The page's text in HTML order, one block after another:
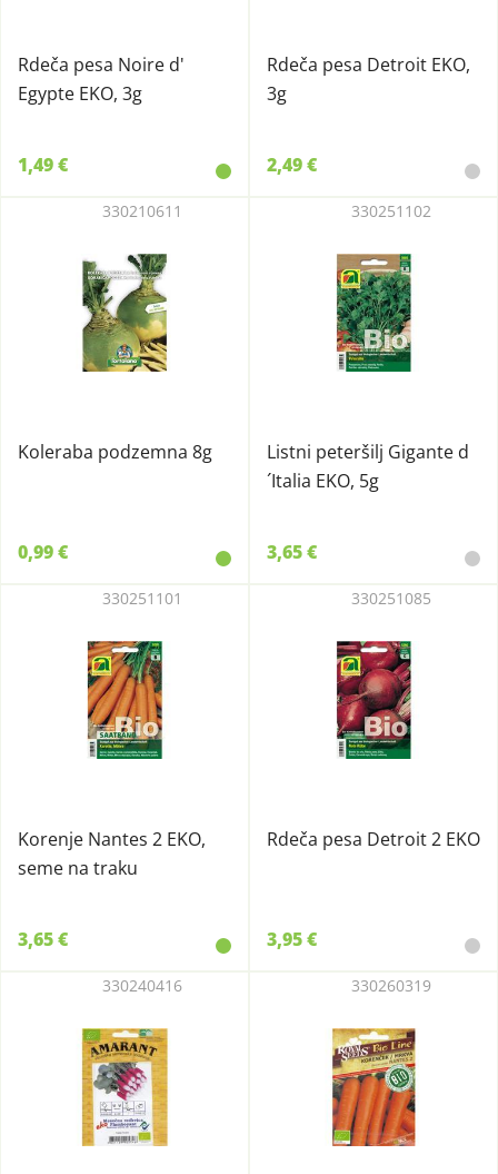
Rdeča pesa Noire d'
Egypte EKO, 3g
1,49 €
Rdeča pesa Detroit EKO,
3g
2,49 €
Koleraba podzemna 8g
330210611
0,99 €
Listni peteršilj Gigante d
´Italia EKO, 5g
330251102
3,65 €
Korenje Nantes 2 EKO,
seme na traku
330251101
3,65 €
Rdeča pesa Detroit 2 EKO
330251085
3,95 €
330240416 330260319